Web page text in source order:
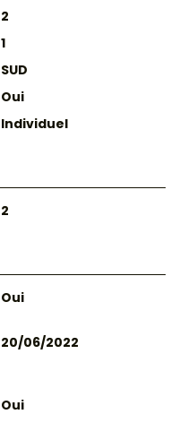
2
1
SUD
Oui
Individuel
2
Oui
20/06/2022
Oui